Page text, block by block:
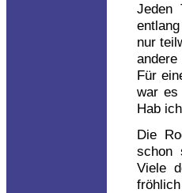
Jeden
nur
Für
war es
Hab
Die
schon
Viele